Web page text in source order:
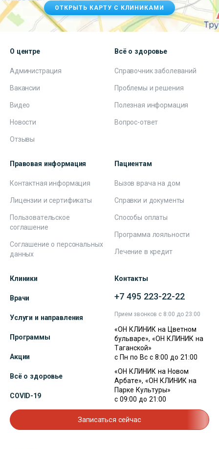
ОТКРЫТЬ КАРТУ С КЛИНИКАМИ
О центре
Администрация
Вакансии
Видео
Новости
Отзывы
Всё о здоровье
Справочник заболеваний
Проблемы и решения
Полезная информация
Вопрос-ответ
Правовая информация
Контактная информация
Лицензии и сертификаты
Пользовательское
соглашение
Соглашение о персональных
данных
Пациентам
Вызов врача на дом
Справки и документы
Способы оплаты
Программа лояльности
Лечение в кредит
Клиники
Врачи
Услуги и направления
Программы
Акции
Всё о здоровье
COVID-19
Контакты
+7 495 223-22-22
Прием звонков с 8:00 до 23:00
«ОН КЛИНИК на Цветном
бульваре», «ОН КЛИНИК на
Таганской»
с Пн по Вс с 8:00 до 21:00
«ОН КЛИНИК на Новом
Арбате», «ОН КЛИНИК на
Парке Культуры»
с 09:00 до 21:00
Записаться сейчас